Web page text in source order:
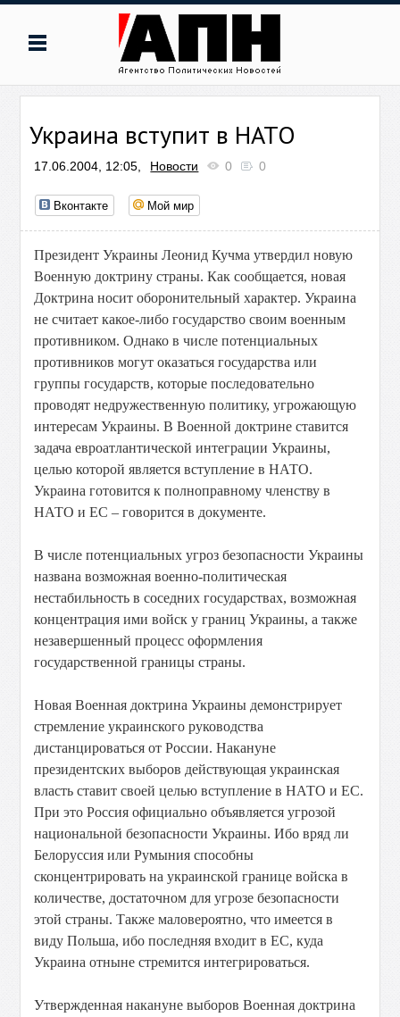
Украина вступит в НАТО
17.06.2004, 12:05, Новости 0 0
Вконтакте Мой мир
Президент Украины Леонид Кучма утвердил новую
Военную доктрину страны. Как сообщается, новая
Доктрина носит оборонительный характер. Украина
не считает какое-либо государство своим военным
противником. Однако в числе потенциальных
противников могут оказаться государства или
группы государств, которые последовательно
проводят недружественную политику, угрожающую
интересам Украины. В Военной доктрине ставится
задача евроатлантической интеграции Украины,
целью которой является вступление в НАТО.
Украина готовится к полноправному членству в
НАТО и ЕС – говорится в документе.
В числе потенциальных угроз безопасности Украины
названа возможная военно-политическая
нестабильность в соседних государствах, возможная
концентрация ими войск у границ Украины, а также
незавершенный процесс оформления
государственной границы страны.
Новая Военная доктрина Украины демонстрирует
стремление украинского руководства
дистанцироваться от России. Накануне
президентских выборов действующая украинская
власть ставит своей целью вступление в НАТО и ЕС.
При это Россия официально объявляется угрозой
национальной безопасности Украины. Ибо вряд ли
Белоруссия или Румыния способны
сконцентрировать на украинской границе войска в
количестве, достаточном для угрозе безопасности
этой страны. Также маловероятно, что имеется в
виду Польша, ибо последняя входит в ЕС, куда
Украина отныне стремится интегрироваться.
Утвержденная накануне выборов Военная доктрина